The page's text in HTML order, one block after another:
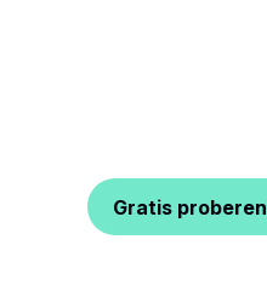
Gratis proberen